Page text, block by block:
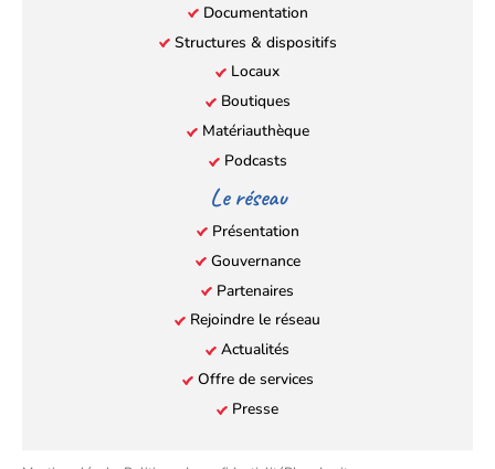
Documentation
Structures & dispositifs
Locaux
Boutiques
Matériauthèque
Podcasts
Le réseau
Présentation
Gouvernance
Partenaires
Rejoindre le réseau
Actualités
Offre de services
Presse